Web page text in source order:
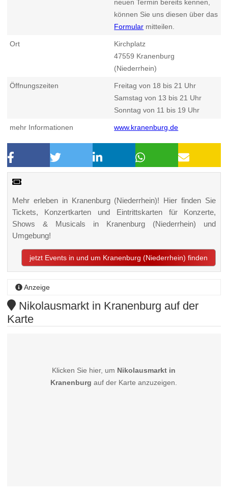
neuen Termin bereits kennen,
können Sie uns diesen über das
Formular mitteilen.
Ort
Kirchplatz
47559 Kranenburg
(Niederrhein)
Öffnungszeiten
Freitag von 18 bis 21 Uhr
Samstag von 13 bis 21 Uhr
Sonntag von 11 bis 19 Uhr
mehr Informationen www.kranenburg.de
Mehr erleben in Kranenburg (Niederrhein)! Hier finden Sie
Tickets, Konzertkarten und Eintrittskarten für Konzerte,
Shows & Musicals in Kranenburg (Niederrhein) und
Umgebung!
jetzt Events in und um Kranenburg (Niederrhein) finden
Anzeige
Nikolausmarkt in Kranenburg auf der
Karte
Klicken Sie hier, um Nikolausmarkt in
Kranenburg auf der Karte anzuzeigen.